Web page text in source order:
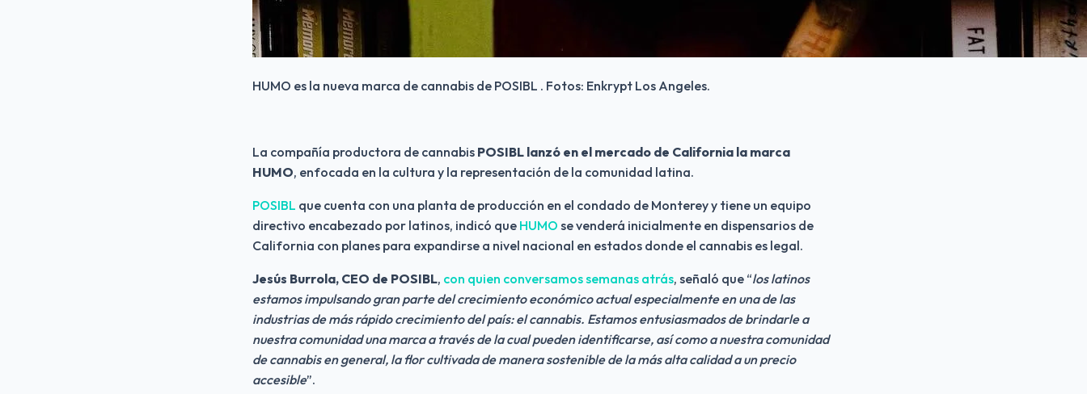
HUMO es la nueva marca de cannabis de POSIBL . Fotos: Enkrypt Los Angeles.
La compañía productora de cannabis POSIBL lanzó en el mercado de California la marca
HUMO, enfocada en la cultura y la representación de la comunidad latina.
POSIBL que cuenta con una planta de producción en el condado de Monterey y tiene un equipo
directivo encabezado por latinos, indicó que HUMO se venderá inicialmente en dispensarios de
California con planes para expandirse a nivel nacional en estados donde el cannabis es legal.
Jesús Burrola, CEO de POSIBL, con quien conversamos semanas atrás, señaló que “los latinos
estamos impulsando gran parte del crecimiento económico actual especialmente en una de las
industrias de más rápido crecimiento del país: el cannabis. Estamos entusiasmados de brindarle a
nuestra comunidad una marca a través de la cual pueden identificarse, así como a nuestra comunidad
de cannabis en general, la flor cultivada de manera sostenible de la más alta calidad a un precio
accesible”.